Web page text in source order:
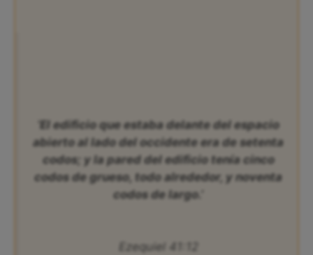
‘El edificio que estaba delante del espacio
abierto al lado del occidente era de setenta
codos; y la pared del edificio tenía cinco
codos de grueso, todo alrededor, y noventa
codos de largo.’
Ezequiel 41:12